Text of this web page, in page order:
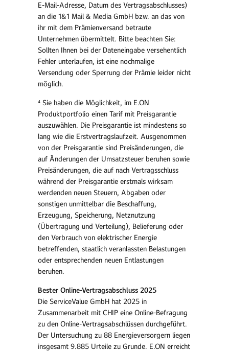
E-Mail-Adresse, Datum des Vertragsabschlusses)
an die 1&1 Mail & Media GmbH bzw. an das von
ihr mit dem Prämienversand betraute
Unternehmen übermittelt. Bitte beachten Sie:
Sollten Ihnen bei der Dateneingabe versehentlich
Fehler unterlaufen, ist eine nochmalige
Versendung oder Sperrung der Prämie leider nicht
möglich.
⁴ Sie haben die Möglichkeit, im E.ON
Produktportfolio einen Tarif mit Preisgarantie
auszuwählen. Die Preisgarantie ist mindestens so
lang wie die Erstvertragslaufzeit. Ausgenommen
von der Preisgarantie sind Preisänderungen, die
auf Änderungen der Umsatzsteuer beruhen sowie
Preisänderungen, die auf nach Vertragsschluss
während der Preisgarantie erstmals wirksam
werdenden neuen Steuern, Abgaben oder
sonstigen unmittelbar die Beschaffung,
Erzeugung, Speicherung, Netznutzung
(Übertragung und Verteilung), Belieferung oder
den Verbrauch von elektrischer Energie
betreffenden, staatlich veranlassten Belastungen
oder entsprechenden neuen Entlastungen
beruhen.
Bester Online-Vertragsabschluss 2025
Die ServiceValue GmbH hat 2025 in
Zusammenarbeit mit CHIP eine Online-Befragung
zu den Online-Vertragsabschlüssen durchgeführt.
Der Untersuchung zu 88 Energieversorgern liegen
insgesamt 9.885 Urteile zu Grunde. E.ON erreicht